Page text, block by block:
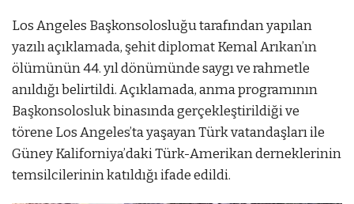
Los Angeles Başkonsolosluğu tarafından yapılan
yazılı açıklamada, şehit diplomat Kemal Arıkan’ın
ölümünün 44. yıl dönümünde saygı ve rahmetle
anıldığı belirtildi. Açıklamada, anma programının
Başkonsolosluk binasında gerçekleştirildiği ve
törene Los Angeles’ta yaşayan Türk vatandaşları ile
Güney Kaliforniya’daki Türk-Amerikan derneklerinin
temsilcilerinin katıldığı ifade edildi.